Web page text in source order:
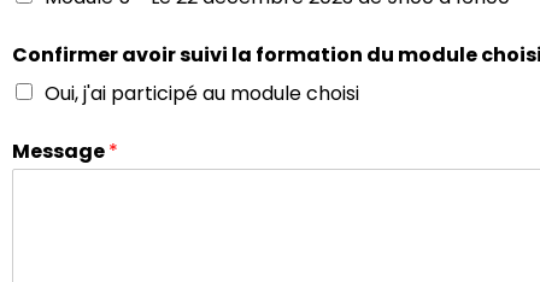
Confirmer avoir suivi la formation du module
Oui, j'ai participé au module choisi
Message*